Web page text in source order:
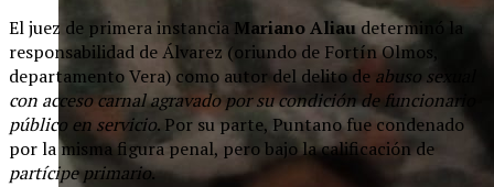
El juez de primera instancia Mariano Aliaudeterminó la
responsabilidad de Álvarez (oriundo de Fortín Olmos,
departamento Vera) como autor del delito de abuso sexual
con acceso carnal agravado por su condición de funcionario
público en servicio. Por su parte, Puntano fue condenado
por la misma figura penal, pero bajo la calificación de
partícipe primario.